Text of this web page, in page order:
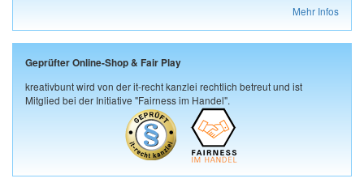
Mehr Infos
Geprüfter Online-Shop & Fair Play
kreativbunt wird von der it-recht kanzlei rechtlich betreut und ist
Mitglied bei der Initiative "Fairness im Handel".